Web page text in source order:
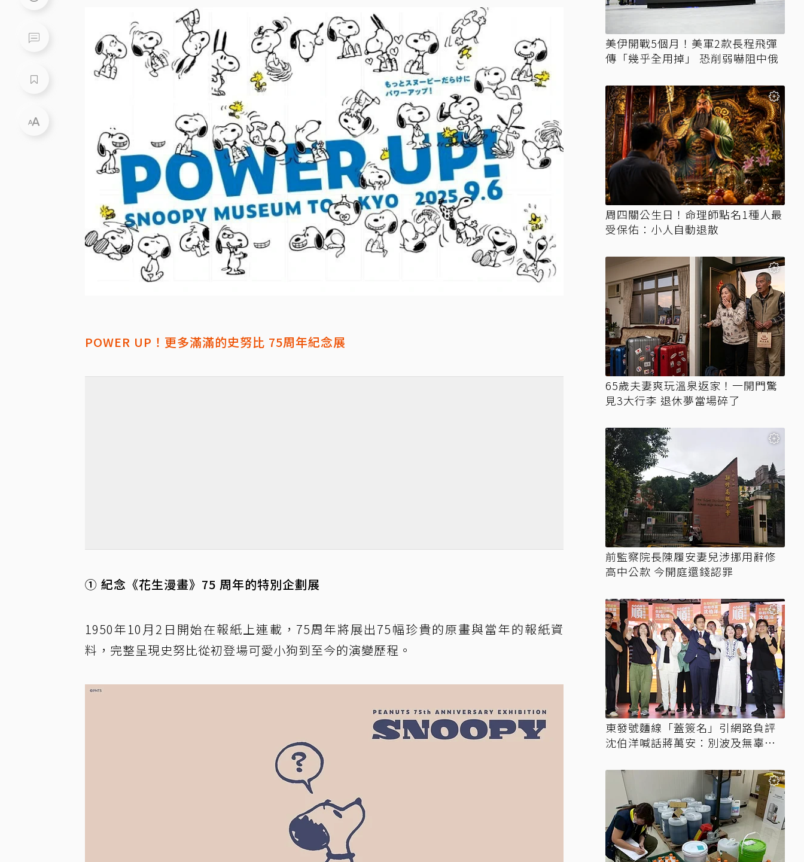
POWER UP！更多滿滿的史努比 75周年紀念展
① 紀念《花生漫畫》75 周年的特別企劃展
1950年10月2日開始在報紙上連載，75周年將展出75幅珍貴的原畫與當年的報紙資
料，完整呈現史努比從初登場可愛小狗到至今的演變歷程。
美伊開戰5個月！美軍2款長程飛彈
傳「幾乎全用掉」 恐削弱嚇阻中俄
周四關公生日！命理師點名1種人最
受保佑：小人自動退散
65歲夫妻爽玩溫泉返家！一開門驚
見3大行李 退休夢當場碎了
前監察院長陳履安妻兒涉挪用辭修
高中公款 今開庭還錢認罪
東發號麵線「蓋簽名」引網路負評
沈伯洋喊話蔣萬安：別波及無辜店